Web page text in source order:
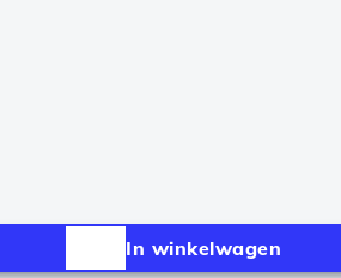
In winkelwagen